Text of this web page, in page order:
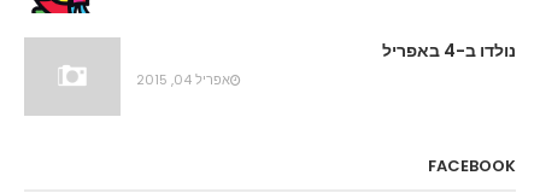
נולדו ב-4 באפריל
אפריל 04, 2015
FACEBOOK